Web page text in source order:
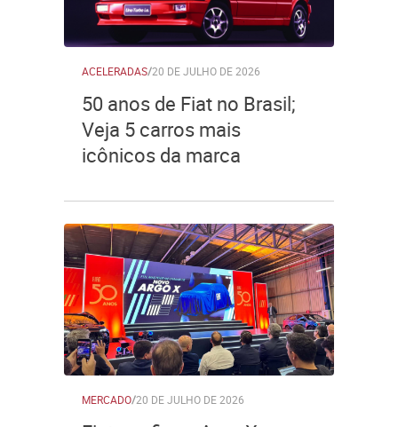
ACELERADAS/20 DE JULHO DE 2026
50 anos de Fiat no Brasil;
Veja 5 carros mais
icônicos da marca
MERCADO/20 DE JULHO DE 2026